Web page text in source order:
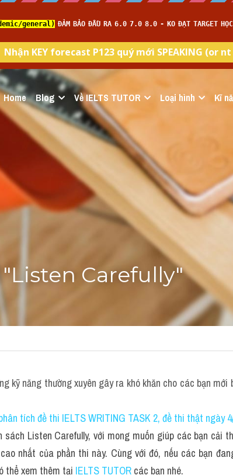
Home Blog Về IELTS TUTOR Loại hình Kĩ
Carefully"
kỹ năng thường xuyên gây ra khó khăn cho các bạn mới
tích đề thi IELTS WRITING TASK 2, đề thi thật ngày
sách Listen Carefully, với mong muốn giúp các bạn cải
nhất của phần thi này. Cùng với đó, nếu các bạn
thể xem thêm tại IELTS TUTOR các bạn nhé.